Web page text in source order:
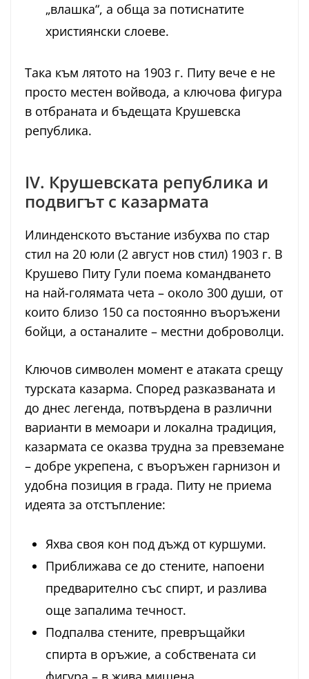
„влашка“, а обща за потиснатите
християнски слоеве.
Така към лятото на 1903 г. Питу вече е не
просто местен войвода, а ключова фигура
в отбраната и бъдещата Крушевска
република.
IV. Крушевската република и
подвигът с казармата
Илинденското въстание избухва по стар
стил на 20 юли (2 август нов стил) 1903 г. В
Крушево Питу Гули поема командването
на най-голямата чета – около 300 души, от
които близо 150 са постоянно въоръжени
бойци, а останалите – местни доброволци.
Ключов символен момент е атаката срещу
турската казарма. Според разказваната и
до днес легенда, потвърдена в различни
варианти в мемоари и локална традиция,
казармата се оказва трудна за превземане
– добре укрепена, с въоръжен гарнизон и
удобна позиция в града. Питу не приема
идеята за отстъпление:
Яхва своя кон под дъжд от куршуми.
Приближава се до стените, напоени
предварително със спирт, и разлива
още запалима течност.
Подпалва стените, превръщайки
спирта в оръжие, а собствената си